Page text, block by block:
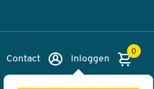
Contact Inloggen
0